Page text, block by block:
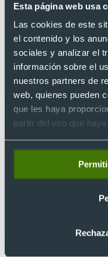
Esta página web usa
Las cookies de este
el contenido y los
sociales y analizar el
información sobre el
nuestros partners de
web, quienes pueden
que les haya
partir del uso que
Evita usar el
Si tu bolígrafo es de
contenedor amarillo,
de reciclaje.
Dales otro uso
Son muchas las cosas
que ya no desees usar,
que te sirvan de guía,
un depósito circular
personalizados que